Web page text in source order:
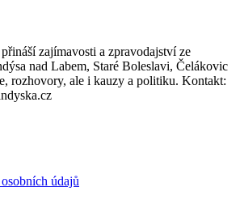
zajímavosti a zpravodajství ze
nad Labem, Staré Boleslavi, Čelákovic
rozhovory, ale i kauzy a politiku. Kontakt:
údajů